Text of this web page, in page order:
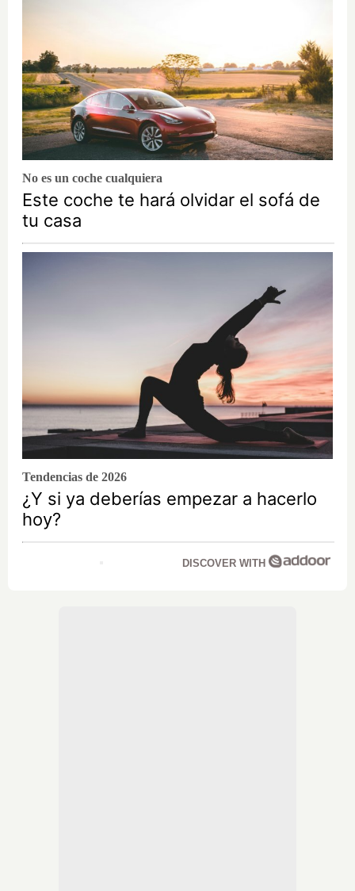
No es un coche cualquiera
Este coche te hará olvidar el sofá de
tu casa
Tendencias de 2026
¿Y si ya deberías empezar a hacerlo
hoy?
DISCOVER WITH